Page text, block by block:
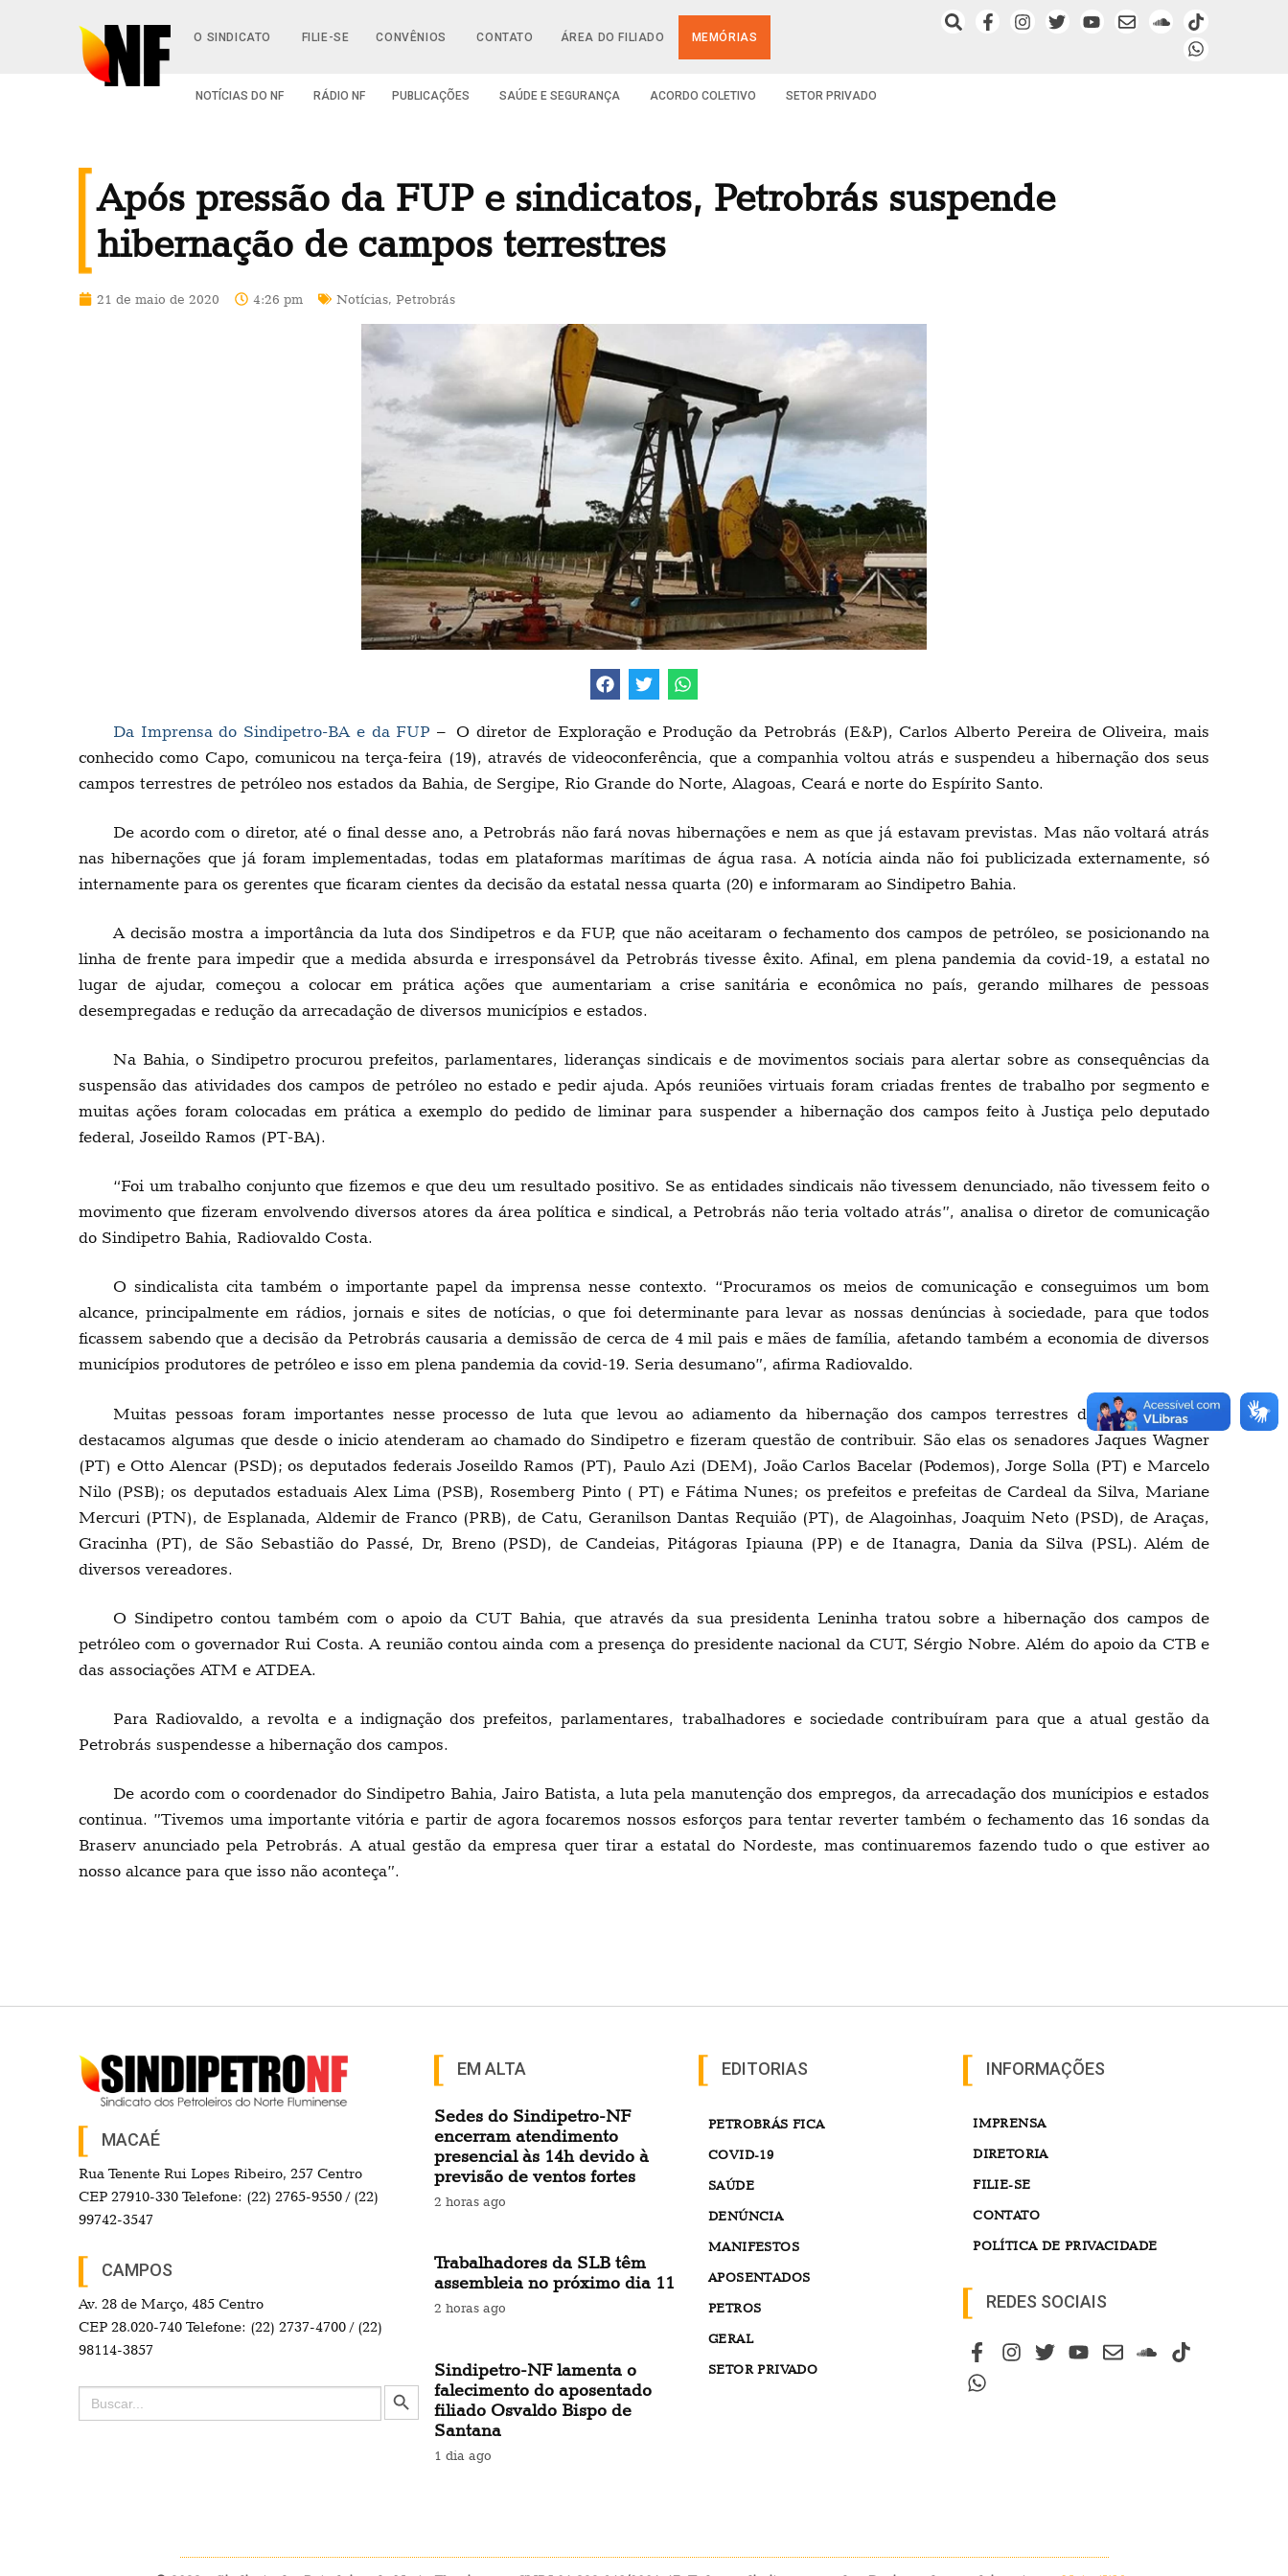
O SINDICATO FILIE-SE CONVÊNIOS CONTATO ÁREA DO FILIADO MEMÓRIAS
NOTÍCIAS DO NF RÁDIO NF PUBLICAÇÕES SAÚDE E SEGURANÇA ACORDO COLETIVO SETOR PRIVADO
Após pressão da FUP e sindicatos, Petrobrás suspende
hibernação de campos terrestres
21 de maio de 2020 4:26 pm Notícias, Petrobrás
Da Imprensa do Sindipetro-BA e da FUP – O diretor de Exploração e Produção da Petrobrás (E&P), Carlos Alberto Pereira de Oliveira, mais
conhecido como Capo, comunicou na terça-feira (19), através de videoconferência, que a companhia voltou atrás e suspendeu a hibernação dos seus
campos terrestres de petróleo nos estados da Bahia, de Sergipe, Rio Grande do Norte, Alagoas, Ceará e norte do Espírito Santo.
De acordo com o diretor, até o final desse ano, a Petrobrás não fará novas hibernações e nem as que já estavam previstas. Mas não voltará atrás
nas hibernações que já foram implementadas, todas em plataformas marítimas de água rasa. A notícia ainda não foi publicizada externamente, só
internamente para os gerentes que ficaram cientes da decisão da estatal nessa quarta (20) e informaram ao Sindipetro Bahia.
A decisão mostra a importância da luta dos Sindipetros e da FUP, que não aceitaram o fechamento dos campos de petróleo, se posicionando na
linha de frente para impedir que a medida absurda e irresponsável da Petrobrás tivesse êxito. Afinal, em plena pandemia da covid-19, a estatal no
lugar de ajudar, começou a colocar em prática ações que aumentariam a crise sanitária e econômica no país, gerando milhares de pessoas
desempregadas e redução da arrecadação de diversos municípios e estados.
Na Bahia, o Sindipetro procurou prefeitos, parlamentares, lideranças sindicais e de movimentos sociais para alertar sobre as consequências da
suspensão das atividades dos campos de petróleo no estado e pedir ajuda. Após reuniões virtuais foram criadas frentes de trabalho por segmento e
muitas ações foram colocadas em prática a exemplo do pedido de liminar para suspender a hibernação dos campos feito à Justiça pelo deputado
federal, Joseildo Ramos (PT-BA).
“Foi um trabalho conjunto que fizemos e que deu um resultado positivo. Se as entidades sindicais não tivessem denunciado, não tivessem feito o
movimento que fizeram envolvendo diversos atores da área política e sindical, a Petrobrás não teria voltado atrás”, analisa o diretor de comunicação
do Sindipetro Bahia, Radiovaldo Costa.
O sindicalista cita também o importante papel da imprensa nesse contexto. “Procuramos os meios de comunicação e conseguimos um bom
alcance, principalmente em rádios, jornais e sites de notícias, o que foi determinante para levar as nossas denúncias à sociedade, para que todos
ficassem sabendo que a decisão da Petrobrás causaria a demissão de cerca de 4 mil pais e mães de família, afetando também a economia de diversos
municípios produtores de petróleo e isso em plena pandemia da covid-19. Seria desumano”, afirma Radiovaldo.
Muitas pessoas foram importantes nesse processo de luta que levou ao adiamento da hibernação dos campos terrestres de petróleo, mas
destacamos algumas que desde o inicio atenderam ao chamado do Sindipetro e fizeram questão de contribuir. São elas os senadores Jaques Wagner
(PT) e Otto Alencar (PSD); os deputados federais Joseildo Ramos (PT), Paulo Azi (DEM), João Carlos Bacelar (Podemos), Jorge Solla (PT) e Marcelo
Nilo (PSB); os deputados estaduais Alex Lima (PSB), Rosemberg Pinto ( PT) e Fátima Nunes; os prefeitos e prefeitas de Cardeal da Silva, Mariane
Mercuri (PTN), de Esplanada, Aldemir de Franco (PRB), de Catu, Geranilson Dantas Requião (PT), de Alagoinhas, Joaquim Neto (PSD), de Araças,
Gracinha (PT), de São Sebastião do Passé, Dr, Breno (PSD), de Candeias, Pitágoras Ipiauna (PP) e de Itanagra, Dania da Silva (PSL). Além de
diversos vereadores.
O Sindipetro contou também com o apoio da CUT Bahia, que através da sua presidenta Leninha tratou sobre a hibernação dos campos de
petróleo com o governador Rui Costa. A reunião contou ainda com a presença do presidente nacional da CUT, Sérgio Nobre. Além do apoio da CTB e
das associações ATM e ATDEA.
Para Radiovaldo, a revolta e a indignação dos prefeitos, parlamentares, trabalhadores e sociedade contribuíram para que a atual gestão da
Petrobrás suspendesse a hibernação dos campos.
De acordo com o coordenador do Sindipetro Bahia, Jairo Batista, a luta pela manutenção dos empregos, da arrecadação dos munícipios e estados
continua. ”Tivemos uma importante vitória e partir de agora focaremos nossos esforços para tentar reverter também o fechamento das 16 sondas da
Braserv anunciado pela Petrobrás. A atual gestão da empresa quer tirar a estatal do Nordeste, mas continuaremos fazendo tudo o que estiver ao
nosso alcance para que isso não aconteça”.
MACAÉ
Rua Tenente Rui Lopes Ribeiro, 257 Centro
CEP 27910-330 Telefone: (22) 2765-9550 / (22)
99742-3547
CAMPOS
Av. 28 de Março, 485 Centro
CEP 28.020-740 Telefone: (22) 2737-4700 / (22)
98114-3857
Search
for:
Search Button
EM ALTA
Sedes do Sindipetro-NF
encerram atendimento
presencial às 14h devido à
previsão de ventos fortes
2 horas ago
Trabalhadores da SLB têm
assembleia no próximo dia 11
2 horas ago
Sindipetro-NF lamenta o
falecimento do aposentado
filiado Osvaldo Bispo de
Santana
1 dia ago
EDITORIAS
PETROBRÁS FICA
COVID-19
SAÚDE
DENÚNCIA
MANIFESTOS
APOSENTADOS
PETROS
GERAL
SETOR PRIVADO
INFORMAÇÕES
IMPRENSA
DIRETORIA
FILIE-SE
CONTATO
POLÍTICA DE PRIVACIDADE
REDES SOCIAIS